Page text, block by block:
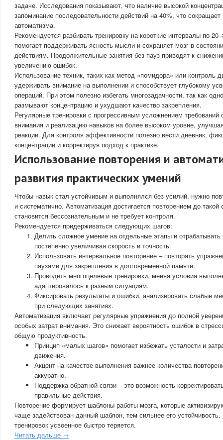
задаче. Исследования показывают, что наличие высокой
запоминание последовательности действий на 40%, что
автоматизма.
Рекомендуется разбивать тренировку на короткие интервалы по
помогает поддерживать ясность мысли и сохраняет мозг в
действиям. Продолжительные занятия без пауз приводят к
увеличению ошибок.
Использование техник, таких как метод «помидора» или контроль
удерживать внимание на выполнении и способствует глубокому
операций. При этом полезно избегать многозадачности, так как
размывают концентрацию и ухудшают качество закрепления.
Регулярные тренировки с прогрессивным усложнением
внимания и реализацию навыков на более высоком уровне,
реакции. Для контроля эффективности полезно вести дневник,
концентрации и корректируя подход к практике.
Использование повторения и
развития практических умений
Чтобы навык стал устойчивым и выполнялся без усилий, нужно
и систематично. Автоматизация достигается повторением до такой
становится бессознательным и не требует контроля.
Рекомендуется придерживаться следующих шагов:
Делить сложное умение на отдельные этапы и
постепенно увеличивая скорость и точность.
Использовать интервальное повторение – повторять
паузами для закрепления в долговременной памяти.
Проводить многоцелевые тренировки, меняя условия
адаптировалось к разным ситуациям.
Фиксировать результаты и ошибки, анализировать слабые
при следующих занятиях.
Автоматизация включает регулярные упражнения до полной
особых затрат внимания. Это снижает вероятность ошибок в
общую продуктивность.
Принцип «малых шагов» помогает избежать усталости и
движения.
Акцент на качестве выполнения важнее количества
аккуратно.
Поддержка обратной связи – это возможность
правильные действия.
Повторение формирует шаблоны работы мозга, которые
чаще задействован данный шаблон, тем сильнее его устойчивость.
тренировок усвоенное быстро теряется.
Читать дальше →